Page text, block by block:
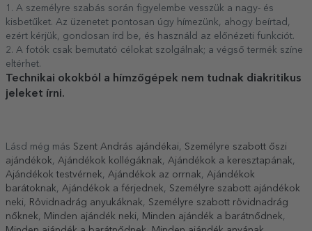
1. A személyre szabás során figyelembe vesszük a nagy- és
kisbetűket. Az üzenetet pontosan úgy hímezünk, ahogy beírtad,
ezért kérjük, gondosan írd be, és használd az előnézeti funkciót.
2. A fotók csak bemutató célokat szolgálnak; a végső termék színe
eltérhet.
Technikai okokból a hímzőgépek nem tudnak diakritikus
jeleket írni.
Lásd még más Szent András ajándékai
Személyre szabott őszi
ajándékok
Ajándékok kollégáknak Ajándékok a keresztapának
Ajándékok testvérnek
Ajándékok az orrnak
Ajándékok
barátoknak
Ajándékok a férjednek
Személyre szabott ajándékok
neki
Rövidnadrág anyukáknak
Személyre szabott rövidnadrág
nőknek
Minden ajándék neki Minden ajándék a barátnődnek